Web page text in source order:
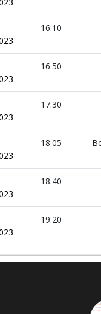
16:10
16:50
17:30
18:05
18:40
19:20